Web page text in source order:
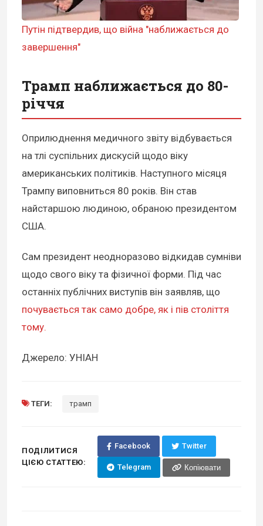
Путін підтвердив, що війна "наближається до
завершення"
Трамп наближається до 80-
річчя
Оприлюднення медичного звіту відбувається
на тлі суспільних дискусій щодо віку
американських політиків. Наступного місяця
Трампу виповниться 80 років. Він став
найстаршою людиною, обраною президентом
США.
Сам президент неодноразово відкидав сумніви
щодо свого віку та фізичної форми. Під час
останніх публічних виступів він заявляв, що
почувається так само добре, як і пів століття
тому.
Джерело: УНІАН
ТЕГИ: трамп
ПОДІЛИТИСЯ
ЦІЄЮ СТАТТЕЮ:
Facebook Twitter
Telegram Копіювати